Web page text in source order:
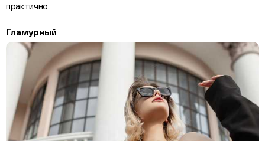
практично.
Гламурный